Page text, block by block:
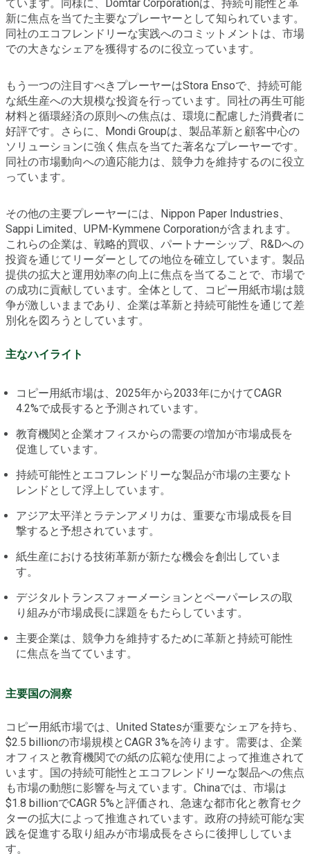
ています。同様に、Domtar Corporationは、持続可能性と革
新に焦点を当てた主要なプレーヤーとして知られています。
同社のエコフレンドリーな実践へのコミットメントは、市場
での大きなシェアを獲得するのに役立っています。
もう一つの注目すべきプレーヤーはStora Ensoで、持続可能
な紙生産への大規模な投資を行っています。同社の再生可能
材料と循環経済の原則への焦点は、環境に配慮した消費者に
好評です。さらに、Mondi Groupは、製品革新と顧客中心の
ソリューションに強く焦点を当てた著名なプレーヤーです。
同社の市場動向への適応能力は、競争力を維持するのに役立
っています。
その他の主要プレーヤーには、Nippon Paper Industries、
Sappi Limited、UPM-Kymmene Corporationが含まれます。
これらの企業は、戦略的買収、パートナーシップ、R&Dへの
投資を通じてリーダーとしての地位を確立しています。製品
提供の拡大と運用効率の向上に焦点を当てることで、市場で
の成功に貢献しています。全体として、コピー用紙市場は競
争が激しいままであり、企業は革新と持続可能性を通じて差
別化を図ろうとしています。
主なハイライト
コピー用紙市場は、2025年から2033年にかけてCAGR
4.2%で成長すると予測されています。
教育機関と企業オフィスからの需要の増加が市場成長を
促進しています。
持続可能性とエコフレンドリーな製品が市場の主要なト
レンドとして浮上しています。
アジア太平洋とラテンアメリカは、重要な市場成長を目
撃すると予想されています。
紙生産における技術革新が新たな機会を創出していま
す。
デジタルトランスフォーメーションとペーパーレスの取
り組みが市場成長に課題をもたらしています。
主要企業は、競争力を維持するために革新と持続可能性
に焦点を当てています。
主要国の洞察
コピー用紙市場では、United Statesが重要なシェアを持ち、
$2.5 billionの市場規模とCAGR 3%を誇ります。需要は、企業
オフィスと教育機関での紙の広範な使用によって推進されて
います。国の持続可能性とエコフレンドリーな製品への焦点
も市場の動態に影響を与えています。Chinaでは、市場は
$1.8 billionでCAGR 5%と評価され、急速な都市化と教育セク
ターの拡大によって推進されています。政府の持続可能な実
践を促進する取り組みが市場成長をさらに後押ししていま
す。